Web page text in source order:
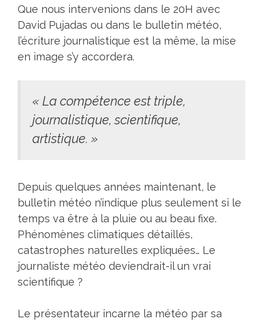
Que nous intervenions dans le 20H avec
David Pujadas ou dans le bulletin météo,
l’écriture journalistique est la même, la mise
en image s’y accordera.
« La compétence est triple,
journalistique, scientifique,
artistique. »
Depuis quelques années maintenant, le
bulletin météo n’indique plus seulement si le
temps va être à la pluie ou au beau fixe.
Phénomènes climatiques détaillés,
catastrophes naturelles expliquées… Le
journaliste météo deviendrait-il un vrai
scientifique ?
Le présentateur incarne la météo par sa